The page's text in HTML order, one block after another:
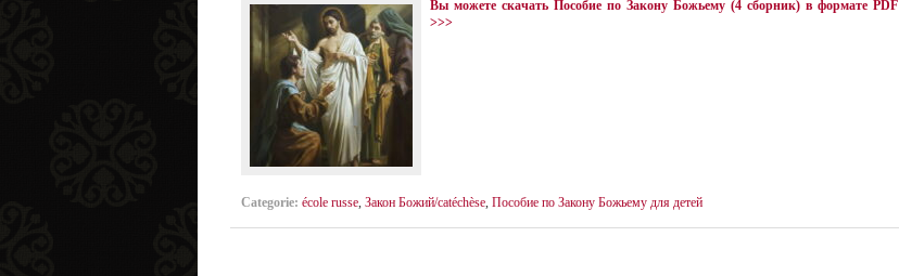
Вы можете скачать Пособие по Закону Божьему (4 сборник) в формате PDF
>>>
Categorie: école russe, Закон Божий/catéchèse, Пособие по Закону Божьему для детей